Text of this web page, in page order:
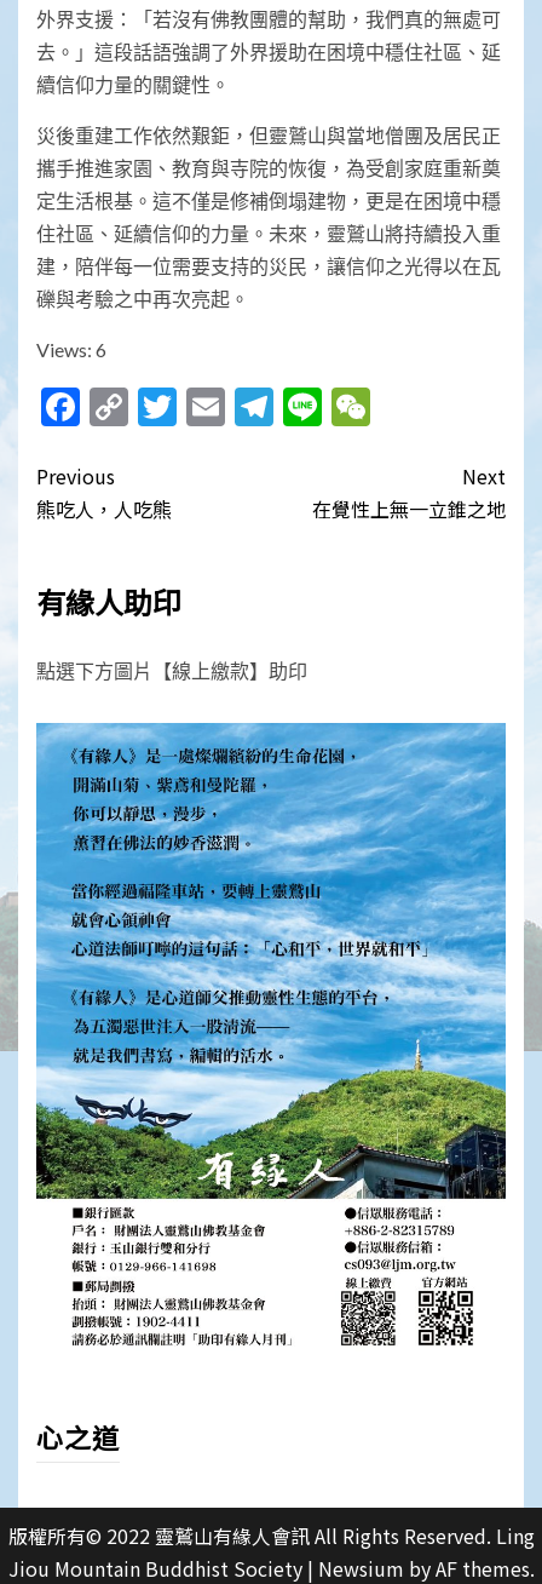
外界支援：「若沒有佛教團體的幫助，我們真的無處可
去。」這段話語強調了外界援助在困境中穩住社區、延
續信仰力量的關鍵性。
災後重建工作依然艱鉅，但靈鷲山與當地僧團及居民正
攜手推進家園、教育與寺院的恢復，為受創家庭重新奠
定生活根基。這不僅是修補倒塌建物，更是在困境中穩
住社區、延續信仰的力量。未來，靈鷲山將持續投入重
建，陪伴每一位需要支持的災民，讓信仰之光得以在瓦
礫與考驗之中再次亮起。
Views: 6
Facebook
CopyTwitter
EmailTelegram
Line
Post
navigation
Previous
熊吃人，人吃熊
Next
在覺性上無一立錐之地
有緣人助印
點選下方圖片【線上繳款】助印
心之道
版權所有© 2022 靈鷲山有緣人會訊 All Rights Reserved. Ling
Jiou Mountain Buddhist Society | Newsium by AF themes.